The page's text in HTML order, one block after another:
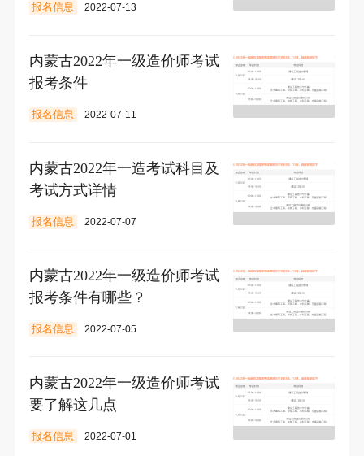
报名信息 2022-07-13
内蒙古2022年一级造价师考试
报考条件
报名信息 2022-07-11
内蒙古2022年一造考试科目及
考试方式详情
报名信息 2022-07-07
内蒙古2022年一级造价师考试
报考条件有哪些？
报名信息 2022-07-05
内蒙古2022年一级造价师考试
要了解这几点
报名信息 2022-07-01